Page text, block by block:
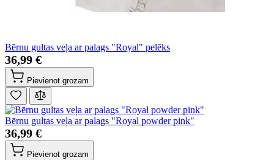
Bērnu gultas veļa ar palags "Royal" pelēks
36,99 €
Pievienot grozam
Bērnu gultas veļa ar palags "Royal powder pink"
36,99 €
Pievienot grozam